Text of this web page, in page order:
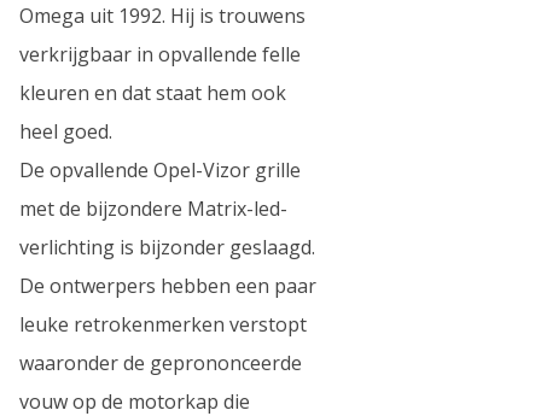
Omega uit 1992. Hij is trouwens
verkrijgbaar in opvallende felle
kleuren en dat staat hem ook
heel goed.
De opvallende Opel-Vizor grille
met de bijzondere Matrix-led-
verlichting is bijzonder geslaagd.
De ontwerpers hebben een paar
leuke retrokenmerken verstopt
waaronder de geprononceerde
vouw op de motorkap die